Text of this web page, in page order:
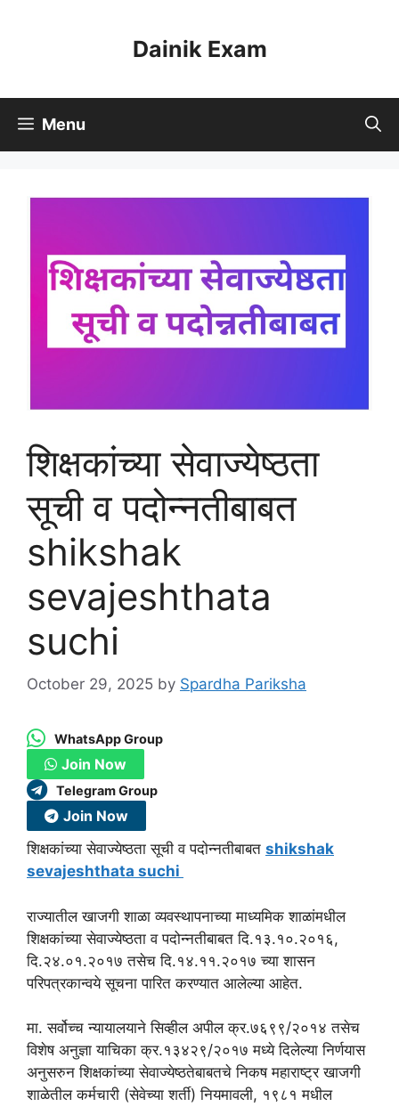
Dainik Exam
Menu
शिक्षकांच्या सेवाज्येष्ठता
सूची व पदोन्नतीबाबत
shikshak
sevajeshthata
suchi
October 29, 2025 by Spardha Pariksha
WhatsApp Group
Join Now
Telegram Group
Join Now
शिक्षकांच्या सेवाज्येष्ठता सूची व पदोन्नतीबाबत shikshak
sevajeshthata suchi
राज्यातील खाजगी शाळा व्यवस्थापनाच्या माध्यमिक शाळांमधील
शिक्षकांच्या सेवाज्येष्ठता व पदोन्नतीबाबत दि.१३.१०.२०१६,
दि.२४.०१.२०१७ तसेच दि.१४.११.२०१७ च्या शासन
परिपत्रकान्वये सूचना पारित करण्यात आलेल्या आहेत.
मा. सर्वोच्च न्यायालयाने सिव्हील अपील क्र.७६९९/२०१४ तसेच
विशेष अनुज्ञा याचिका क्र.१३४२९/२०१७ मध्ये दिलेल्या निर्णयास
अनुसरुन शिक्षकांच्या सेवाज्येष्ठतेबाबतचे निकष महाराष्ट्र खाजगी
शाळेतील कर्मचारी (सेवेच्या शर्ती) नियमावली, १९८१ मधील